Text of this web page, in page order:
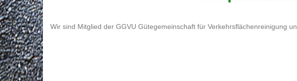
Wir sind Mitglied der GGVU Gütegemeinschaft für Verkehrsflächenreinigung